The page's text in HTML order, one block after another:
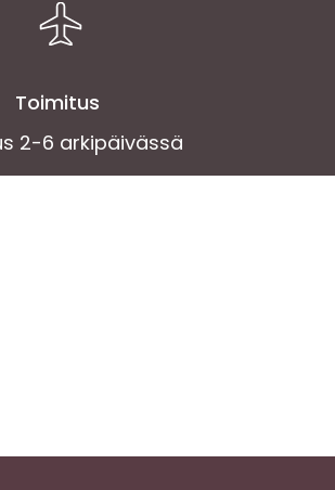
Toimitus
2-6 arkipäivässä